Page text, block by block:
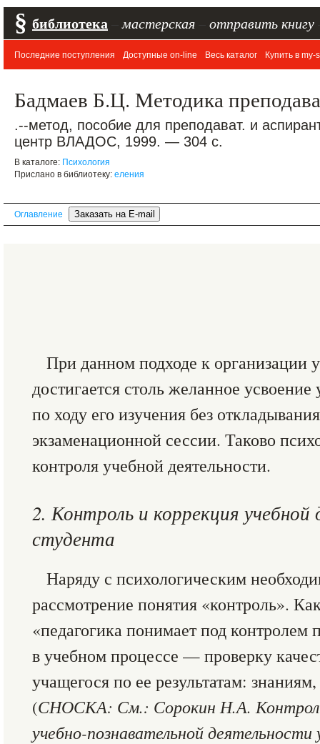
§ библиотека мастерская отправить книгу
Последние поступления Доступные on-line Весь каталог Купить в my-
Бадмаев Б.Ц. Методика
.--метод, пособие для преподават. и
центр ВЛАДОС, 1999. — 304 с.
В каталоге: Психология
Прислано в библиотеку: еления
Оглавление
При данном подходе к организации
достигается столь желанное усвоение
по ходу его изучения без
экзаменационной сессии. Таково
контроля учебной деятельности.
2. Контроль и коррекция учебной
студента
Наряду с психологическим
рассмотрение понятия «контроль».
«педагогика понимает под контролем
в учебном процессе — проверку
учащегося по ее результатам:
(СНОСКА: См.: Сорокин Н.А.
учебно-познавательной